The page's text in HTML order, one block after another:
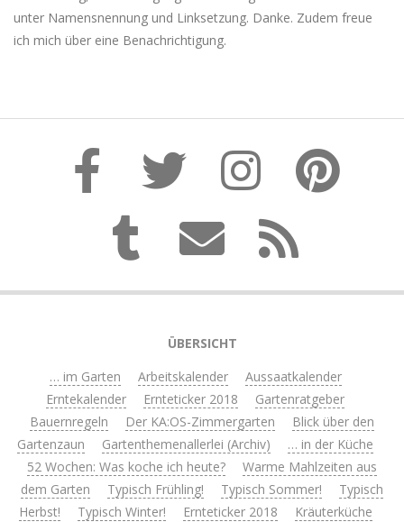
unter Namensnennung und Linksetzung. Danke. Zudem freue
ich mich über eine Benachrichtigung.
ÜBERSICHT
… im Garten
Arbeitskalender
Aussaatkalender
Erntekalender
Ernteticker 2018
Gartenratgeber
Bauernregeln
Der KA:OS-Zimmergarten
Blick über den
Gartenzaun
Gartenthemenallerlei (Archiv)
… in der Küche
52 Wochen: Was koche ich heute?
Warme Mahlzeiten aus
dem Garten
Typisch Frühling! Typisch Sommer!
Typisch
Herbst!
Typisch Winter! Ernteticker 2018
Kräuterküche